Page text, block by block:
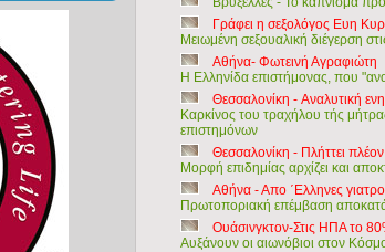
Γράφει η σεξολόγος Ευη
Μειωμένη σεξουαλική διέγερση
Αθήνα- Φωτεινή Αγραφιώτη
Η Ελληνίδα επιστήμονας, που
Θεσσαλονίκη - Αναλυτική
Καρκίνος του τραχήλου τής
επιστημόνων
Θεσσαλονίκη - Πλήττει πλέον
Μορφή επιδημίας αρχίζει και
Αθήνα - Απο ΄Ελληνες
Πρωτοποριακή επέμβαση
Ουάσινγκτον-Στις ΗΠΑ το
Αυξάνουν οι αιωνόβιοι στον